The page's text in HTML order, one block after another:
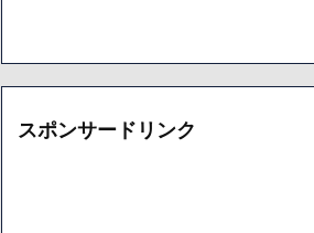
スポンサードリンク